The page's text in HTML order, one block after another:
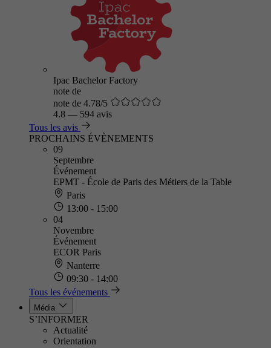
Ipac Bachelor Factory
note de
note de 4.78/5
4.8 — 594 avis
Tous les avis
PROCHAINS ÉVÈNEMENTS
09
Septembre
Événement
EPMT - École de Paris des Métiers de la Table
Paris
13:00 - 15:00
04
Novembre
Événement
ECOR Paris
Nanterre
09:30 - 14:00
Tous les événements
Média
S’INFORMER
Actualité
Orientation